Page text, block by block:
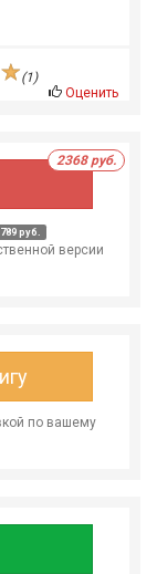
(1)
Оценить
2368 руб.
789 руб.
версии
по вашему